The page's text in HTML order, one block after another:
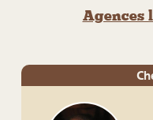
Agences